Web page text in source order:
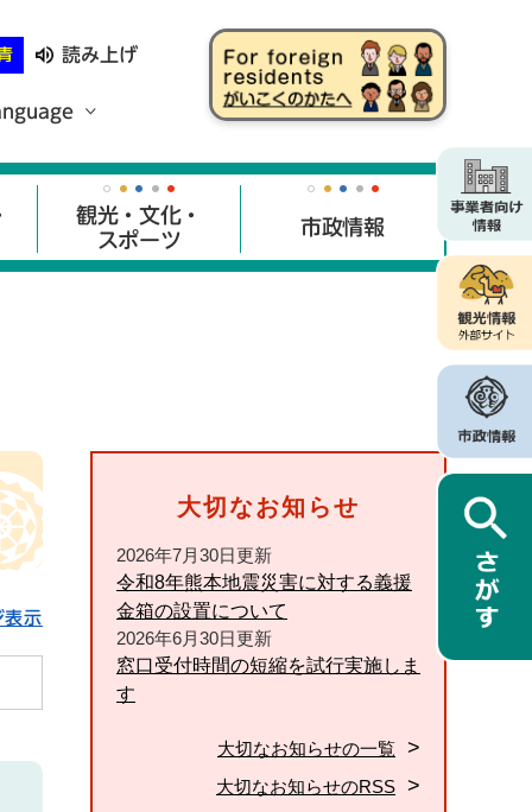
読み上げ
観光・文化・
スポーツ
市政情報
表示
大切なお知らせ
2026年7月30日更新
令和8年熊本地震災害に対する義援
金箱の設置について
2026年6月30日更新
窓口受付時間の短縮を試行実施しま
す
大切なお知らせの一覧
大切なお知らせのRSS